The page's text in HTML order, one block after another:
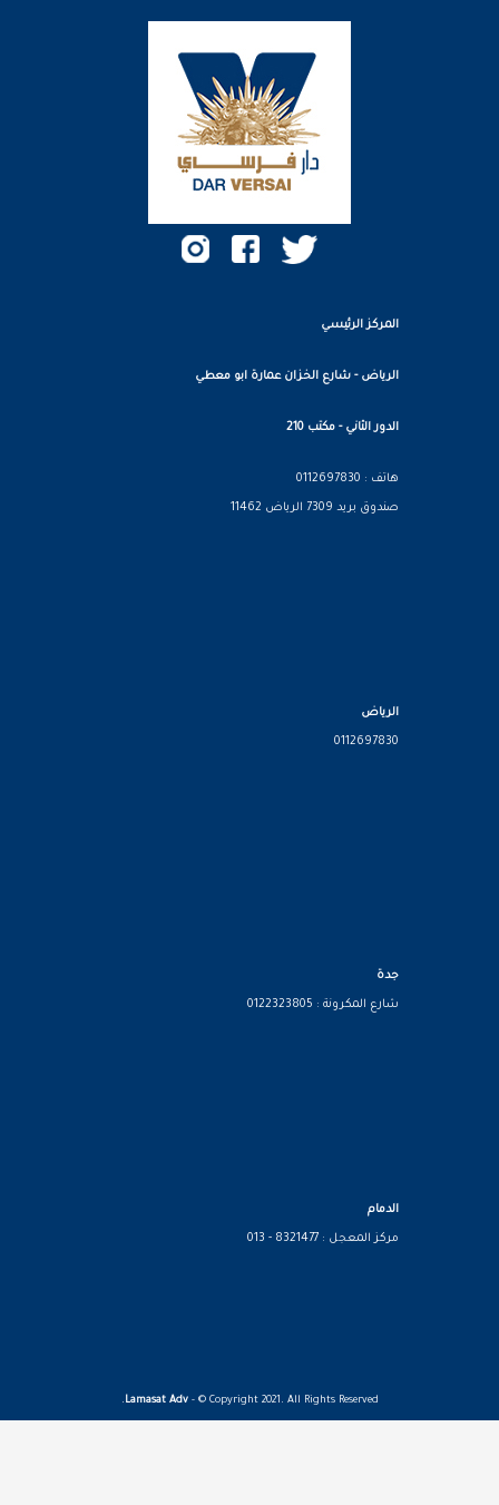
المركز الرئيسي
الرياض - شارع الخزان عمارة ابو معطي
الدور الثاني - مكتب 210
هاتف : 0112697830
صندوق بريد 7309 الرياض 11462
الرياض
0112697830
جدة
شارع المكرونة : 0122323805
الدمام
مركز المعجل : 8321477 - 013
Lamasat Adv- © Copyright 2021. All Rights Reserved.